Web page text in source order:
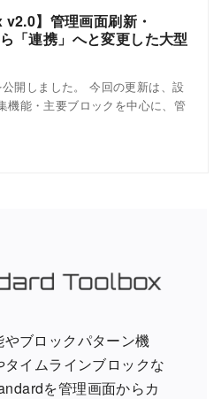
】管理画面刷新・
「連携」へと変更した大型
開しました。 今回の更新は、設
機能・主要ブロックを中心に、管
ブロックパターン機
イムラインブロックな
を管理画面からカ